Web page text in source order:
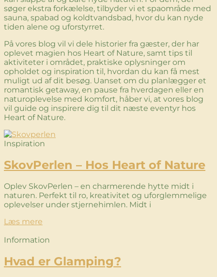
søger ekstra forkælelse, tilbyder vi et spaområde med
sauna, spabad og koldtvandsbad, hvor du kan nyde
tiden alene og uforstyrret.
På vores blog vil vi dele historier fra gæster, der har
oplevet magien hos Heart of Nature, samt tips til
aktiviteter i området, praktiske oplysninger om
opholdet og inspiration til, hvordan du kan få mest
muligt ud af dit besøg. Uanset om du planlægger et
romantisk getaway, en pause fra hverdagen eller en
naturoplevelse med komfort, håber vi, at vores blog
vil guide og inspirere dig til dit næste eventyr hos
Heart of Nature.
Inspiration
SkovPerlen – Hos Heart of Nature
Oplev SkovPerlen – en charmerende hytte midt i
naturen. Perfekt til ro, kreativitet og uforglemmelige
oplevelser under stjernehimlen. Midt i
Læs mere
Information
Hvad er Glamping?